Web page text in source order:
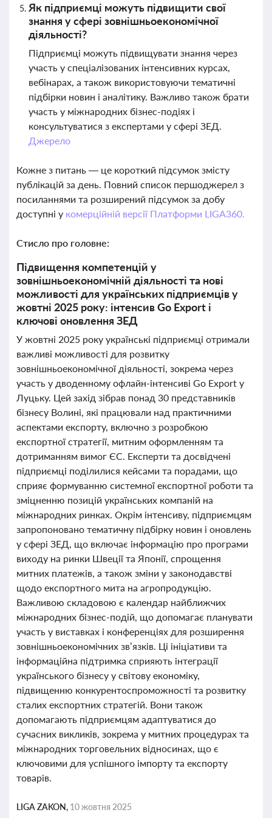
Як підприємці можуть підвищити свої
знання у сфері зовнішньоекономічної
діяльності?
Підприємці можуть підвищувати знання через
участь у спеціалізованих інтенсивних курсах,
вебінарах, а також використовуючи тематичні
підбірки новин і аналітику. Важливо також брати
участь у міжнародних бізнес-подіях і
консультуватися з експертами у сфері ЗЕД.
Джерело
Кожне з питань — це короткий підсумок змісту
публікацій за день. Повний список першоджерел з
посиланнями та розширений підсумок за добу
доступні у комерційній версії Платформи LIGA360.
Стисло про головне:
Підвищення компетенцій у
зовнішньоекономічній діяльності та нові
можливості для українських підприємців у
жовтні 2025 року: інтенсив Go Export і
ключові оновлення ЗЕД
У жовтні 2025 року українські підприємці отримали
важливі можливості для розвитку
зовнішньоекономічної діяльності, зокрема через
участь у дводенному офлайн-інтенсиві Go Export у
Луцьку. Цей захід зібрав понад 30 представників
бізнесу Волині, які працювали над практичними
аспектами експорту, включно з розробкою
експортної стратегії, митним оформленням та
дотриманням вимог ЄС. Експерти та досвідчені
підприємці поділилися кейсами та порадами, що
сприяє формуванню системної експортної роботи та
зміцненню позицій українських компаній на
міжнародних ринках. Окрім інтенсиву, підприємцям
запропоновано тематичну підбірку новин і оновлень
у сфері ЗЕД, що включає інформацію про програми
виходу на ринки Швеції та Японії, спрощення
митних платежів, а також зміни у законодавстві
щодо експортного мита на агропродукцію.
Важливою складовою є календар найближчих
міжнародних бізнес-подій, що допомагає планувати
участь у виставках і конференціях для розширення
зовнішньоекономічних зв’язків. Ці ініціативи та
інформаційна підтримка сприяють інтеграції
українського бізнесу у світову економіку,
підвищенню конкурентоспроможності та розвитку
сталих експортних стратегій. Вони також
допомагають підприємцям адаптуватися до
сучасних викликів, зокрема у митних процедурах та
міжнародних торговельних відносинах, що є
ключовими для успішного імпорту та експорту
товарів.
LIGA ZAKON, 10 жовтня 2025